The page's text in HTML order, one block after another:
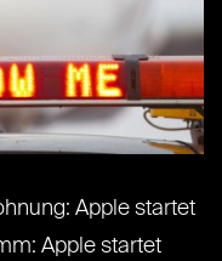
Apple startet
Apple startet